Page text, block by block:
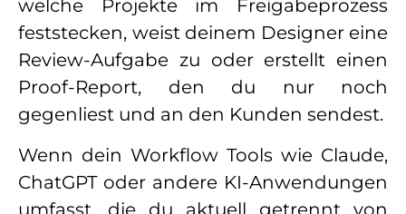
welche Projekte im Freigabeprozess
feststecken, weist deinem Designer eine
Review-Aufgabe zu oder erstellt einen
Proof-Report, den du nur noch
gegenliest und an den Kunden sendest.
Wenn dein Workflow Tools wie Claude,
ChatGPT oder andere KI-Anwendungen
umfasst, die du aktuell getrennt von